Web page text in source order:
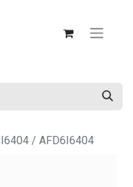
/ AFD6I6404